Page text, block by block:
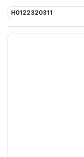
Н0122320311